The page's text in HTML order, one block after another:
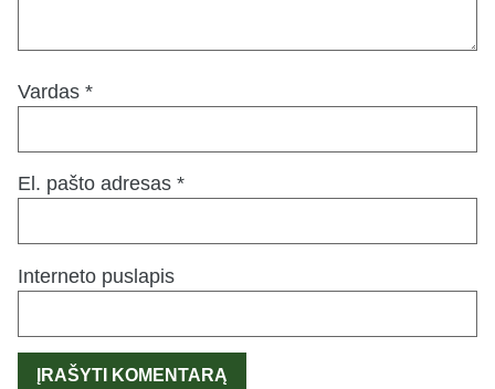
Vardas *
El. pašto adresas *
Interneto puslapis